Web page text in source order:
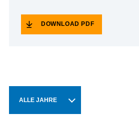
DOWNLOAD PDF
ALLE JAHRE